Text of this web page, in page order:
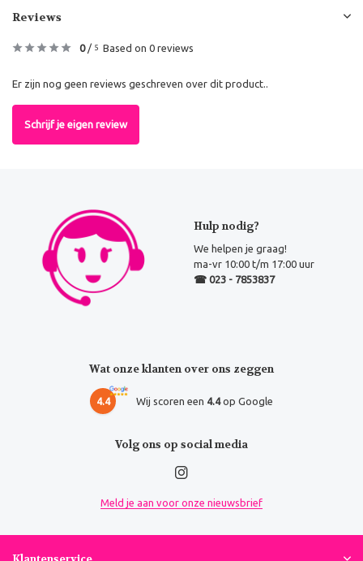
Reviews
0/ 5 Based on 0 reviews
Er zijn nog geen reviews geschreven over dit product..
Schrijf je eigen review
Hulp nodig?
We helpen je graag!
ma-vr 10:00 t/m 17:00 uur
☎ 023 - 7853837
Wat onze klanten over ons zeggen
4.4 Wij scoren een 4.4op Google
Volg ons op social media
Meld je aan voor onze nieuwsbrief